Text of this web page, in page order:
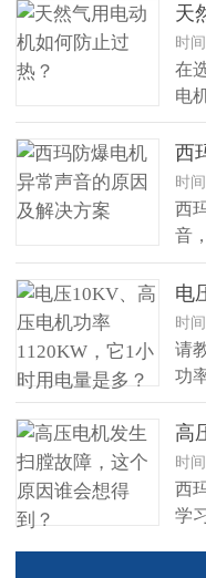
天
时
在
电
西
时
西
音
要
时
请
功
本
时
西
学